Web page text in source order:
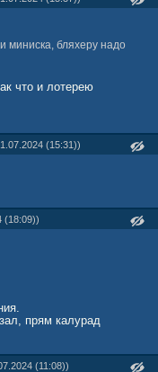
миниска, бляхеру надо
что и лотерею
(15:31))
(18:09))
прям калурад
(11:08))